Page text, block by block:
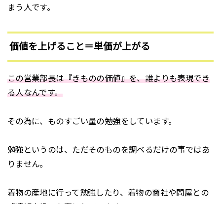
まう人です。
価値を上げること＝単価が上がる
この営業部長は『きものの価値』を、誰よりも表現でき
る人なんです。
その為に、ものすごい量の勉強をしています。
勉強というのは、ただそのものを調べるだけの事ではあ
りません。
着物の産地に行って勉強したり、着物の商社や問屋との